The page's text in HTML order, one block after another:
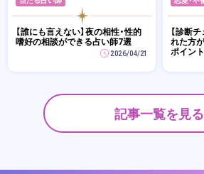
【誰にも言えない】夜の相性・性的
嗜好の相談ができる占い師7選
2026/04/21
【診断
れた方
ポイン
記事一覧を見る